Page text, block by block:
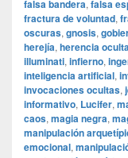
falsa bandera, falsa
fractura de voluntad,
oscuras, gnosis,
herejía, herencia
illuminati, infierno,
inteligencia artificial,
invocaciones ocultas,
informativo, Lucifer,
caos, magia negra,
manipulación
emocional,